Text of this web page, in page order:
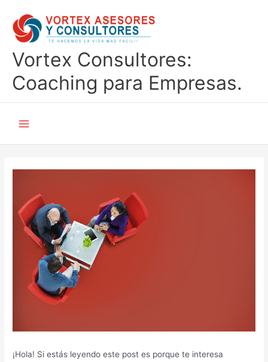
contenido
Vortex Consultores:
Coaching para Empresas.
¡Hola! Si estás leyendo este post es porque te interesa